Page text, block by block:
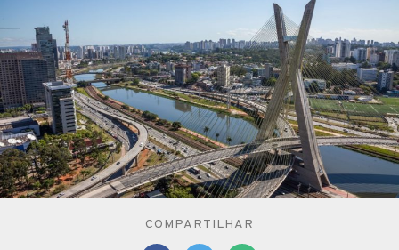
COMPARTILHAR